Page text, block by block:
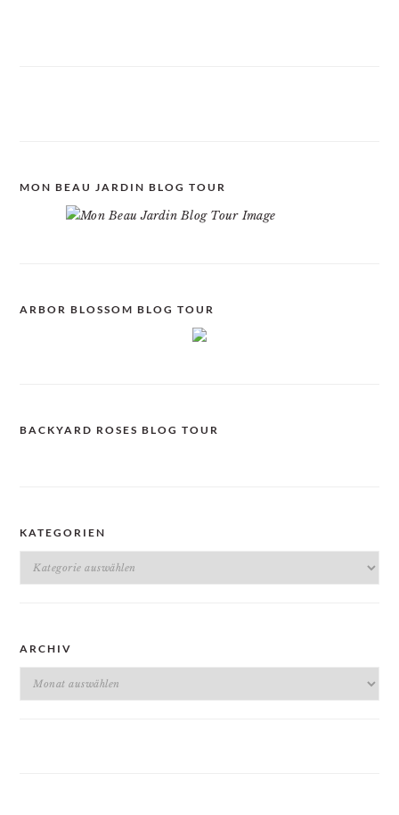
MON BEAU JARDIN BLOG TOUR
ARBOR BLOSSOM BLOG TOUR
BACKYARD ROSES BLOG TOUR
KATEGORIEN
Kategorien
ARCHIV
Archiv